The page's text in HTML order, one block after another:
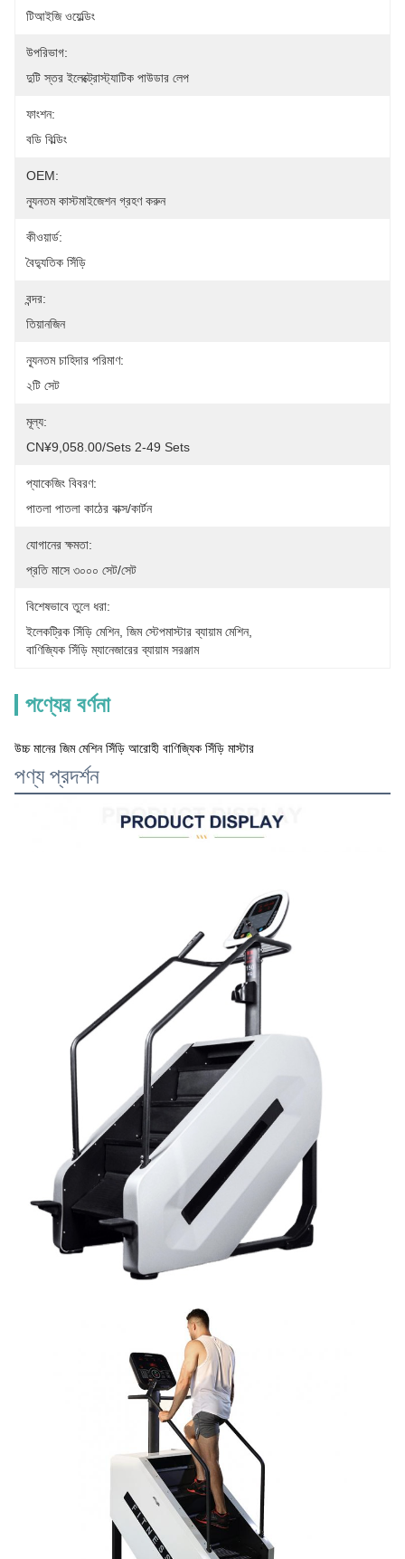
টিআইজি ওয়েল্ডিং
উপরিভাগ:
দুটি স্তর ইলেক্ট্রোস্ট্যাটিক পাউডার লেপ
ফাংশন:
বডি বিল্ডিং
OEM:
ন্যূনতম কাস্টমাইজেশন গ্রহণ করুন
কীওয়ার্ড:
বৈদ্যুতিক সিঁড়ি
বন্দর:
তিয়ানজিন
ন্যূনতম চাহিদার পরিমাণ:
২টি সেট
মূল্য:
CN¥9,058.00/sets 2-49 Sets
প্যাকেজিং বিবরণ:
পাতলা পাতলা কাঠের বাক্স/কার্টন
যোগানের ক্ষমতা:
প্রতি মাসে ৩০০০ সেট/সেট
বিশেষভাবে তুলে ধরা:
ইলেকট্রিক সিঁড়ি মেশিন, জিম স্টেপমাস্টার ব্যায়াম মেশিন,
বাণিজ্যিক সিঁড়ি ম্যানেজারের ব্যায়াম সরঞ্জাম
পণ্যের বর্ণনা
উচ্চ মানের জিম মেশিন সিঁড়ি আরোহী বাণিজ্যিক সিঁড়ি মাস্টার
পণ্য প্রদর্শন